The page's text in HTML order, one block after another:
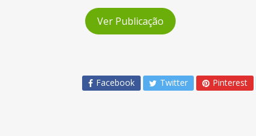
Ver Publicação
Facebook Twitter Pinterest